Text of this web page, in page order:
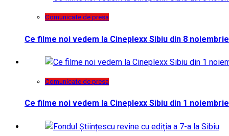
Comunicate de presa
Ce filme noi vedem la Cineplexx Sibiu din 8 noiembrie
Comunicate de presa
Ce filme noi vedem la Cineplexx Sibiu din 1 noiembrie